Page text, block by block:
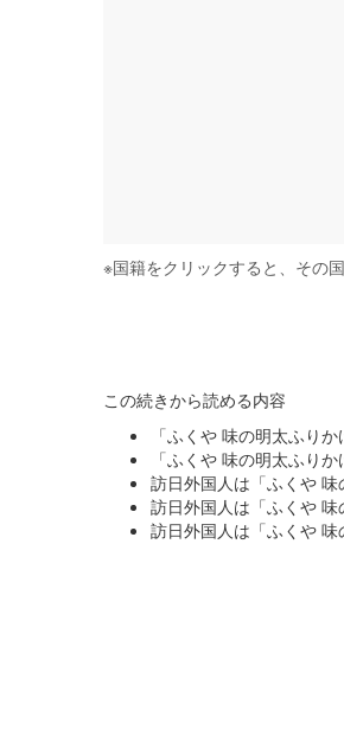
※国籍をクリックすると、その
この続きから読める内容
「ふくや 味の明太ふり
「ふくや 味の明太ふり
訪日外国人は「ふくや
訪日外国人は「ふくや
訪日外国人は「ふくや